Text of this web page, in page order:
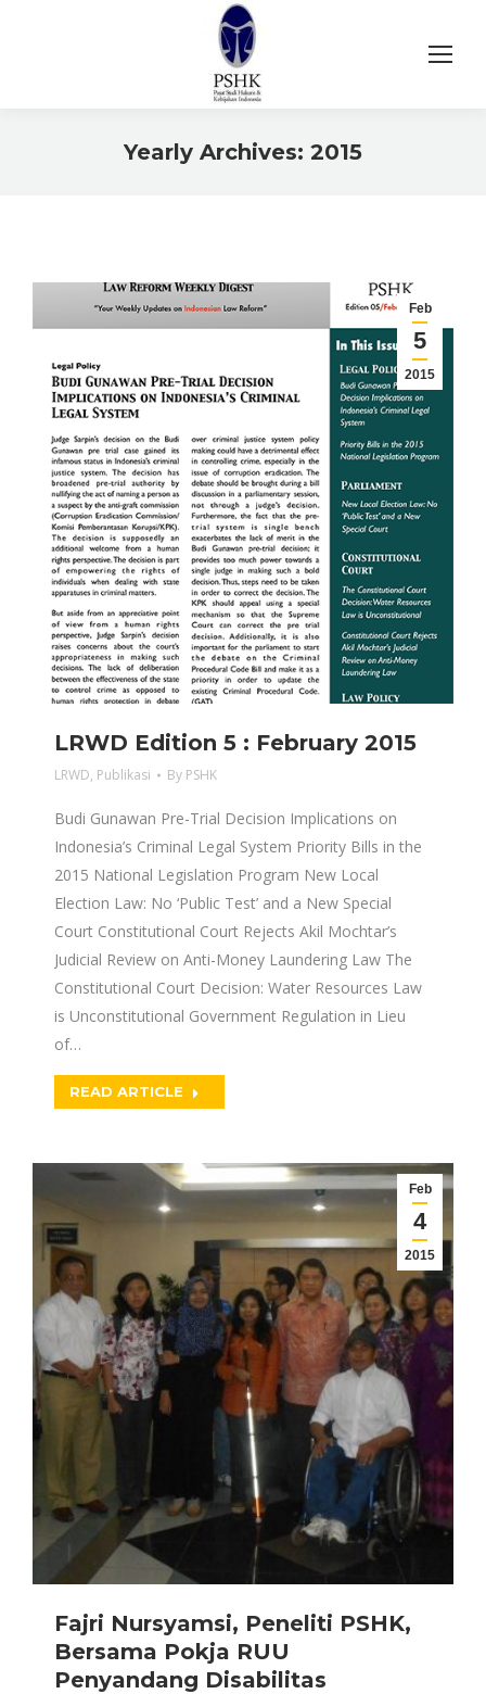
Yearly Archives: 2015
Feb
5
2015
LRWD Edition 5 : February 2015
LRWD, Publikasi By PSHK
Budi Gunawan Pre-Trial Decision Implications on
Indonesia’s Criminal Legal System Priority Bills in the
2015 National Legislation Program New Local
Election Law: No ‘Public Test’ and a New Special
Court Constitutional Court Rejects Akil Mochtar’s
Judicial Review on Anti-Money Laundering Law The
Constitutional Court Decision: Water Resources Law
is Unconstitutional Government Regulation in Lieu
of…
READ ARTICLE
Feb
4
2015
Fajri Nursyamsi, Peneliti PSHK,
Bersama Pokja RUU
Penyandang Disabilitas